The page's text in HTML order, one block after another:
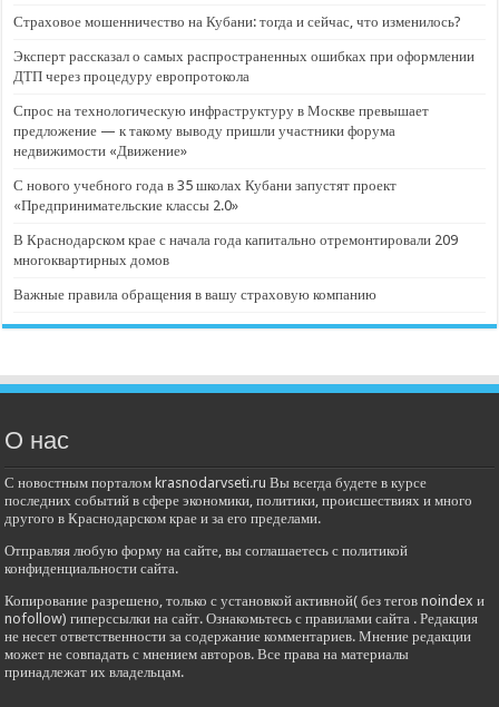
Страховое мошенничество на Кубани: тогда и сейчас, что изменилось?
Эксперт рассказал о самых распространенных ошибках при оформлении
ДТП через процедуру европротокола
Спрос на технологическую инфраструктуру в Москве превышает
предложение — к такому выводу пришли участники форума
недвижимости «Движение»
С нового учебного года в 35 школах Кубани запустят проект
«Предпринимательские классы 2.0»
В Краснодарском крае с начала года капитально отремонтировали 209
многоквартирных домов
Важные правила обращения в вашу страховую компанию
О нас
С новостным порталом krasnodarvseti.ru Вы всегда будете в курсе
последних событий в сфере экономики, политики, происшествиях и много
другого в Краснодарском крае и за его пределами.
Отправляя любую форму на сайте, вы соглашаетесь с политикой
конфиденциальности сайта.
Копирование разрешено, только с установкой активной( без тегов noindex и
nofollow) гиперссылки на сайт. Ознакомьтесь с правилами сайта . Редакция
не несет ответственности за содержание комментариев. Мнение редакции
может не совпадать с мнением авторов. Все права на материалы
принадлежат их владельцам.